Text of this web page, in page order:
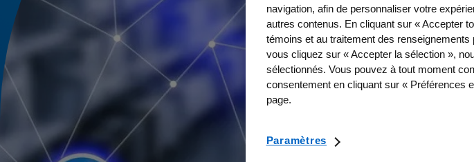
navigation, afin de personnaliser votre
autres contenus. En cliquant sur « Accepter
témoins et au traitement des
vous cliquez sur « Accepter la sélection »,
sélectionnés. Vous pouvez à tout moment
consentement en cliquant sur « Préférences
page.
Paramètres